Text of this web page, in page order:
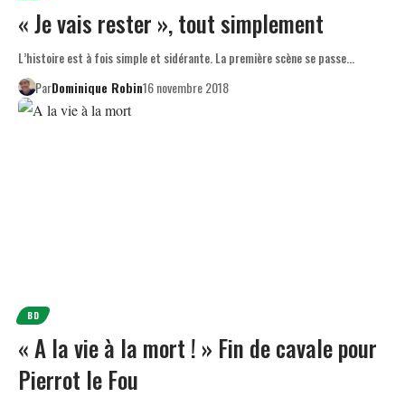
« Je vais rester », tout simplement
L’histoire est à fois simple et sidérante. La première scène se passe…
ParDominique Robin16 novembre 2018
BD
« A la vie à la mort ! » Fin de cavale pour
Pierrot le Fou